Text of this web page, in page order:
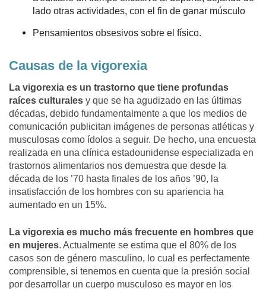
lado otras actividades, con el fin de ganar músculo
Pensamientos obsesivos sobre el físico.
Causas de la vigorexia
La vigorexia es un trastorno que tiene profundas
raíces culturales y que se ha agudizado en las últimas
décadas, debido fundamentalmente a que los medios de
comunicación publicitan imágenes de personas atléticas y
musculosas como ídolos a seguir. De hecho, una encuesta
realizada en una clínica estadounidense especializada en
trastornos alimentarios nos demuestra que desde la
década de los ’70 hasta finales de los años ’90, la
insatisfacción de los hombres con su apariencia ha
aumentado en un 15%.
La vigorexia es mucho más frecuente en hombres que
en mujeres. Actualmente se estima que el 80% de los
casos son de género masculino, lo cual es perfectamente
comprensible, si tenemos en cuenta que la presión social
por desarrollar un cuerpo musculoso es mayor en los